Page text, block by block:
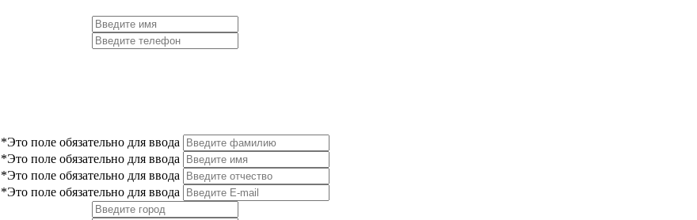
*Это поле обязательно для ввода
*Это поле обязательно для ввода
*Это поле обязательно для ввода
*Это поле обязательно для ввода